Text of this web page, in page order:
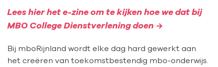
Lees hier het e-zine om te kijken hoe we dat bij
MBO College Dienstverlening doen
Bij mboRijnland wordt elke dag hard gewerkt aan
het creëren van toekomstbestendig mbo-onderwijs.